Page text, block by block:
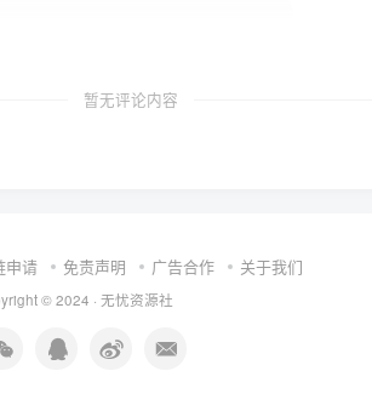
暂无评论内容
申请 免责声明 广告合作 关于我们
© 2024 · 无忧资源社